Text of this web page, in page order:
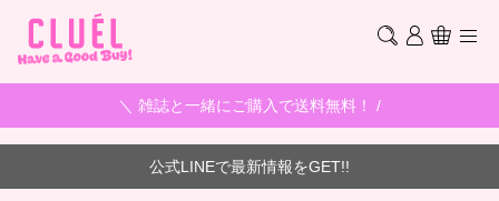
＼ 雑誌と一緒にご購入で送料無料！ /
公式LINEで最新情報をGET!!